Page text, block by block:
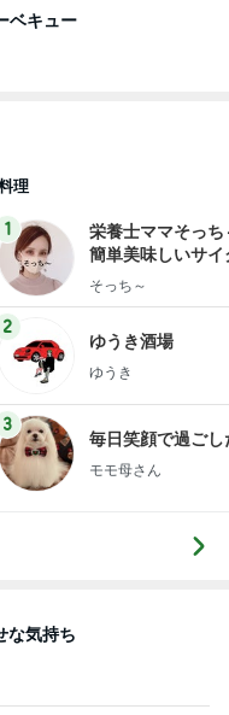
ベキュー
理
1
栄養士ママそっち
簡単美味しいサイ
献立
そっち～
2
ゆうき酒場
ゆうき
3
毎日笑顔で過ごし
モモ母さん
な気持ち